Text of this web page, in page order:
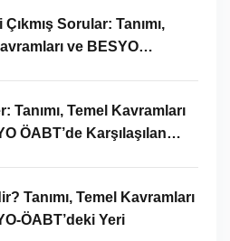
Sorular: Tanımı,
ve BESYO
Tanımı, Temel Kavramları
ÖABT’de Karşılaşılan
Tanımı, Temel Kavramları
ÖABT’deki Yeri